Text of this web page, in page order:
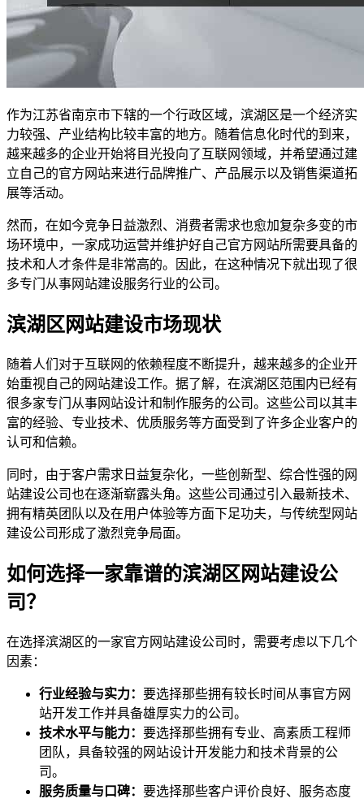
作为江苏省南京市下辖的一个行政区域，滨湖区是一个经济实
力较强、产业结构比较丰富的地方。随着信息化时代的到来，
越来越多的企业开始将目光投向了互联网领域，并希望通过建
立自己的官方网站来进行品牌推广、产品展示以及销售渠道拓
展等活动。
然而，在如今竞争日益激烈、消费者需求也愈加复杂多变的市
场环境中，一家成功运营并维护好自己官方网站所需要具备的
技术和人才条件是非常高的。因此，在这种情况下就出现了很
多专门从事网站建设服务行业的公司。
滨湖区网站建设市场现状
随着人们对于互联网的依赖程度不断提升，越来越多的企业开
始重视自己的网站建设工作。据了解，在滨湖区范围内已经有
很多家专门从事网站设计和制作服务的公司。这些公司以其丰
富的经验、专业技术、优质服务等方面受到了许多企业客户的
认可和信赖。
同时，由于客户需求日益复杂化，一些创新型、综合性强的网
站建设公司也在逐渐崭露头角。这些公司通过引入最新技术、
拥有精英团队以及在用户体验等方面下足功夫，与传统型网站
建设公司形成了激烈竞争局面。
如何选择一家靠谱的滨湖区网站建设公
司？
在选择滨湖区的一家官方网站建设公司时，需要考虑以下几个
因素：
行业经验与实力： 要选择那些拥有较长时间从事官方网
站开发工作并具备雄厚实力的公司。
技术水平与能力： 要选择那些拥有专业、高素质工程师
团队，具备较强的网站设计开发能力和技术背景的公
司。
服务质量与口碑： 要选择那些客户评价良好、服务态度